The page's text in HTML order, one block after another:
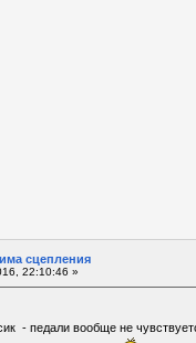
сцепления
22:10:46 »
- педали вообще не